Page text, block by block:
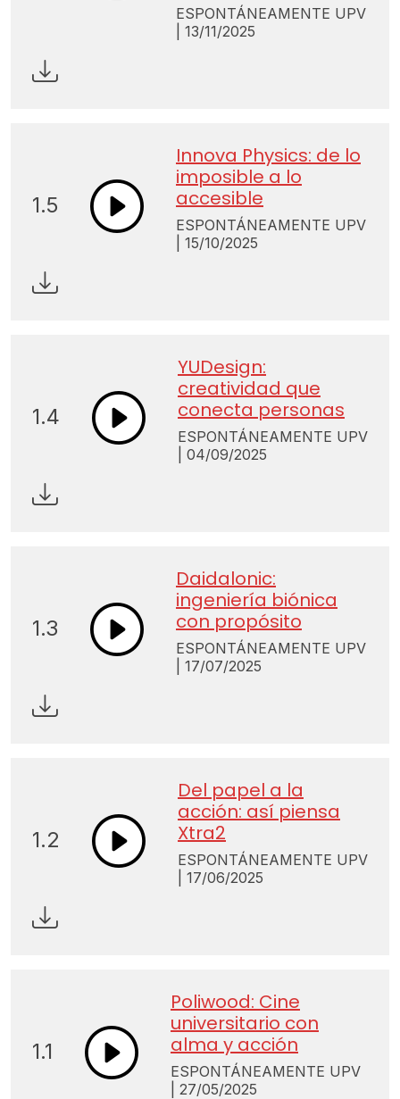
ESPONTÁNEAMENTE UPV
| 13/11/2025
1.5
Innova Physics: de lo
imposible a lo
accesible
ESPONTÁNEAMENTE UPV
| 15/10/2025
1.4
YUDesign:
creatividad que
conecta personas
ESPONTÁNEAMENTE UPV
| 04/09/2025
1.3
Daidalonic:
ingeniería biónica
con propósito
ESPONTÁNEAMENTE UPV
| 17/07/2025
1.2
Del papel a la
acción: así piensa
Xtra2
ESPONTÁNEAMENTE UPV
| 17/06/2025
1.1
Poliwood: Cine
universitario con
alma y acción
ESPONTÁNEAMENTE UPV
| 27/05/2025